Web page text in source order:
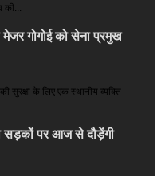
गोगोई को सेना प्रमुख
सुरक्षा के लिए एक स्थानीय व्यक्ति
सड़कों पर आज से दौड़ेंगी